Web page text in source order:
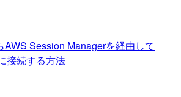
AWS Session Managerを経由して
接続する方法